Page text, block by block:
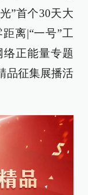
”首个30天大
距离|“一号”工
络正能量专题
品征集展播活